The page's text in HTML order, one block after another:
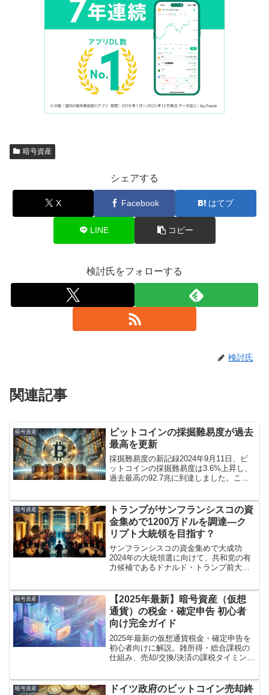
暗号資産
シェアする
X Facebook はてブ
LINE コピー
検討氏をフォローする
検討氏
関連記事
暗号資産
ビットコインの採掘難易度が過去
最高を更新
採掘難易度の新記録2024年9月11日、ビ
ットコインの採掘難易度は3.6%上昇し、
過去最高の92.7兆に到達しました。これ
難易度は、ネットワークのブロック...
暗号資産
トランプがサンフランシスコの資
金集めで1200万ドルを調達—ク
リプト大統領を目指す？
サンフランシスコの資金集めで大成功
2024年の大統領選に向けて、共和党の有
力候補であるドナルド・トランプ前大統
ントはサンフランシスコにあるテック起
業家で投資家のデイ...
暗号資産
【2025年最新】暗号資産（仮想
通貨）の税金・確定申告 初心者
向け完全ガイド
2025年最新の仮想通貨税金・確定申告を
初心者向けに解説。雑所得・総合課税の
仕組み、売却/交換/決済の課税タイミン
Cryptactでラクにする方法まで網羅。
暗号資産
ドイツ政府のビットコイン売却終